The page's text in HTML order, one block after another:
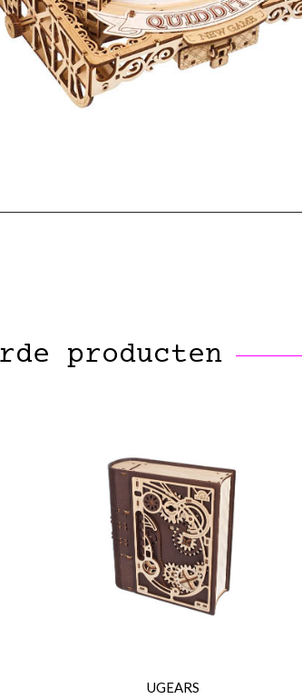
producten
UGEARS